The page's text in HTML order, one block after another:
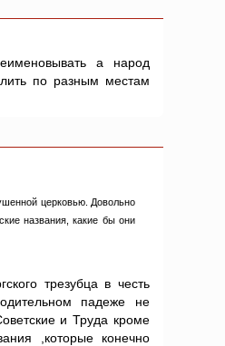
а народ
по разным местам
церковью. Довольно
названия, какие бы они
трезубца в честь
падеже не
и Труда кроме
,которые конечно